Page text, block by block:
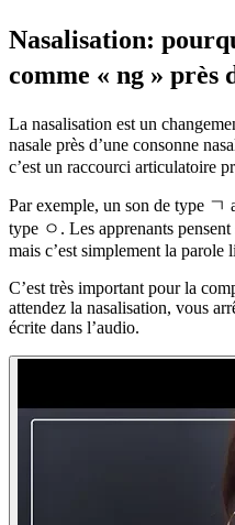
Nasalisation:
comme « ng » près
La nasalisation est un
nasale près d’une consonne
c’est un raccourci articulatoire
Par exemple, un son de type ㄱ
type ㅇ. Les apprenants
mais c’est simplement la parole
C’est très important pour la
attendez la nasalisation, vous
écrite dans l’audio.